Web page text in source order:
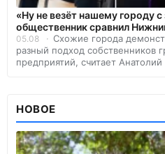
«Ну не везёт нашему городу
общественник сравнил
05.08
Схожие города
разный подход собственников
предприятий, считает Анатолий
НОВОЕ